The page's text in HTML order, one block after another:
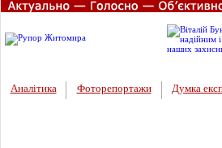
Аналітика Фоторепортажи Думка